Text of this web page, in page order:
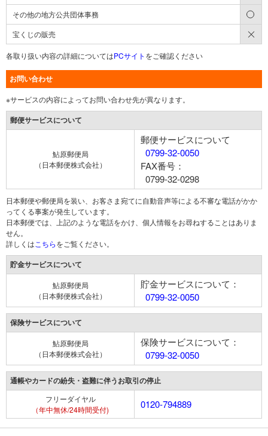
その他の地方公共団体事務
宝くじの販売
各取り扱い内容の詳細についてはPCサイト をご確認ください
お問い合わせ
※サービスの内容によってお問い合わせ先が異なります。
郵便サービスについて
鮎原郵便局
（日本郵便株式会社）
郵便サービスについて
0799-32-0050
FAX番号：
0799-32-0298
日本郵便や郵便局を装い、お客さま宛てに自動音声等による不審な電話がかか
ってくる事案が発生しています。
日本郵便では、上記のような電話をかけ、個人情報をお尋ねすることはありま
せん。
詳しくは こちらをご覧ください。
貯金サービスについて
鮎原郵便局
（日本郵便株式会社）
貯金サービスについて：
0799-32-0050
保険サービスについて
鮎原郵便局
（日本郵便株式会社）
保険サービスについて：
0799-32-0050
通帳やカードの紛失・盗難に伴うお取引の停止
フリーダイヤル
（年中無休/24時間受付)
0120-794889